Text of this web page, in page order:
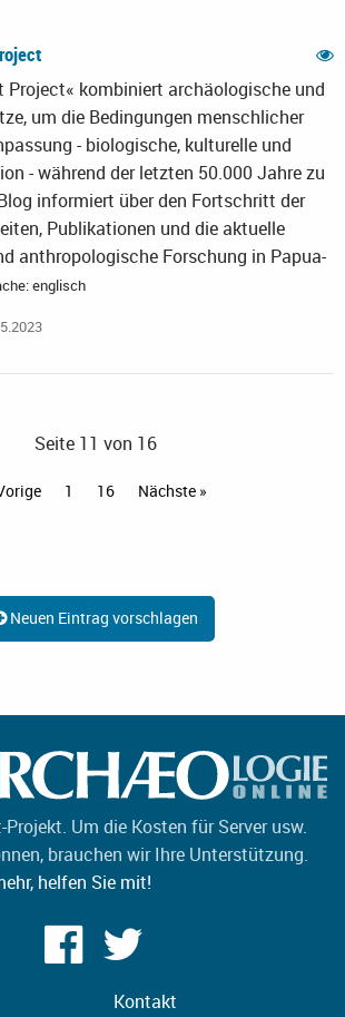
Project« kombiniert archäologische und
um die Bedingungen menschlicher
- biologische, kulturelle und
- während der letzten 50.000 Jahre zu
informiert über den Fortschritt der
Publikationen und die aktuelle
anthropologische Forschung in Papua-
englisch
Seite 11 von 16
1 16 Nächste »
Neuen Eintrag vorschlagen
Um die Kosten für Server usw.
brauchen wir Ihre Unterstützung.
helfen Sie mit!
Kontakt